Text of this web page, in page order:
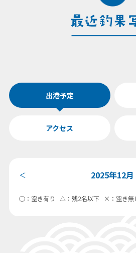
出港予定
アクセス
＜ 2025年12月
○：空き有り △：残2名以下 ×：空き無